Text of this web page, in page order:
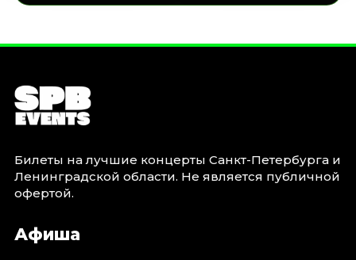
Билеты на лучшие концерты Санкт-Петербурга и
Ленинградской области. Не является публичной
офертой.
Афиша